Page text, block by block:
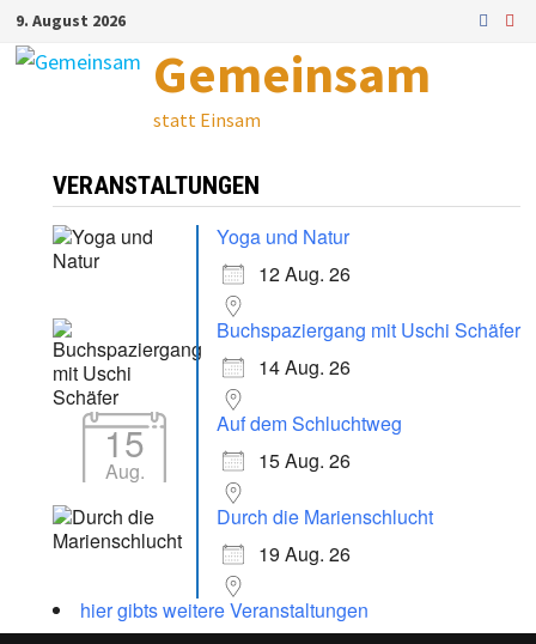
Zum
Inhalt
9. August 2026
Gemeinsam
statt Einsam
VERANSTALTUNGEN
Yoga und Natur
12 Aug. 26
Buchspaziergang mit Uschi Schäfer
14 Aug. 26
15
Aug.
Auf dem Schluchtweg
15 Aug. 26
Durch die Marienschlucht
19 Aug. 26
hier gibts weitere Veranstaltungen